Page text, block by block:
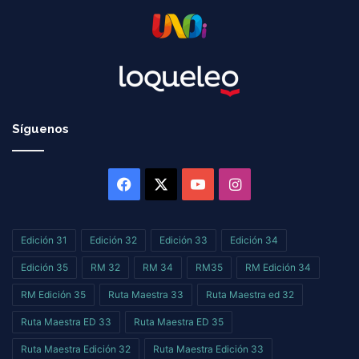
Síguenos
Facebook YouTubeInstagram
Edición 31 Edición 32 Edición 33 Edición 34
Edición 35 RM 32 RM 34 RM35 RM Edición 34
RM Edición 35 Ruta Maestra 33 Ruta Maestra ed 32
Ruta Maestra ED 33 Ruta Maestra ED 35
Ruta Maestra Edición 32 Ruta Maestra Edición 33